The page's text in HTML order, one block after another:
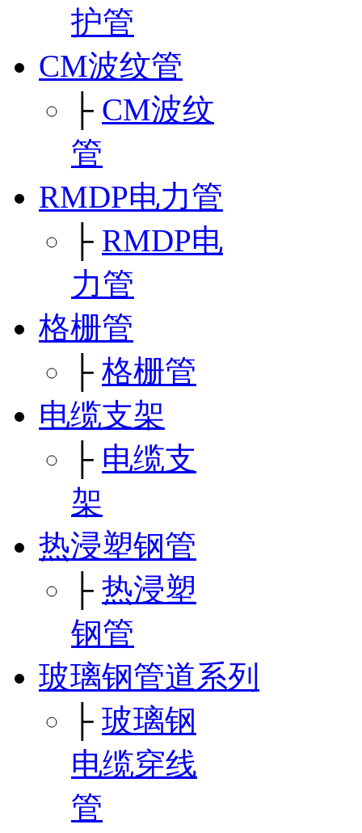
护管
CM波纹管
├ CM波纹
管
RMDP电力管
├ RMDP电
力管
格栅管
├ 格栅管
电缆支架
├ 电缆支
架
热浸塑钢管
├ 热浸塑
钢管
玻璃钢管道系列
├ 玻璃钢
电缆穿线
管